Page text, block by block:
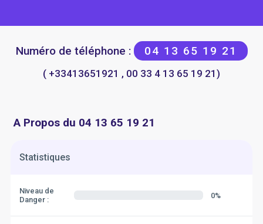
Numéro de téléphone : 04 13 65 19 21
( +33413651921 , 00 33 4 13 65 19 21)
A Propos du 04 13 65 19 21
Statistiques
Niveau de
Danger :
0%